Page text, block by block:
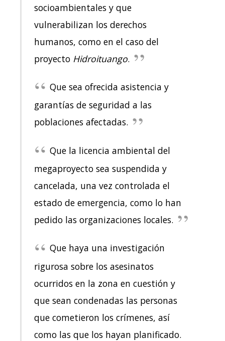
socioambientales y que
vulnerabilizan los derechos
humanos, como en el caso del
proyecto Hidroituango.
Que sea ofrecida asistencia y
garantías de seguridad a las
poblaciones afectadas.
Que la licencia ambiental del
megaproyecto sea suspendida y
cancelada, una vez controlada el
estado de emergencia, como lo han
pedido las organizaciones locales.
Que haya una investigación
rigurosa sobre los asesinatos
ocurridos en la zona en cuestión y
que sean condenadas las personas
que cometieron los crímenes, así
como las que los hayan planificado.